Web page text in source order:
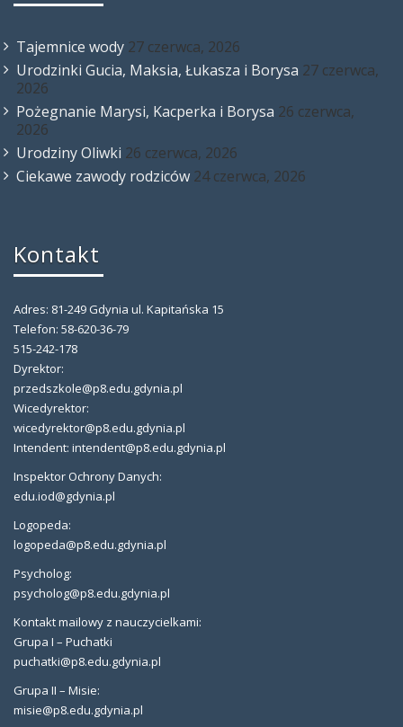
Tajemnice wody 27 czerwca, 2026
Urodzinki Gucia, Maksia, Łukasza i Borysa 27 czerwca,
2026
Pożegnanie Marysi, Kacperka i Borysa 26 czerwca,
2026
Urodziny Oliwki 26 czerwca, 2026
Ciekawe zawody rodziców 24 czerwca, 2026
Kontakt
Adres: 81-249 Gdynia ul. Kapitańska 15
Telefon: 58-620-36-79
515-242-178
Dyrektor:
przedszkole@p8.edu.gdynia.pl
Wicedyrektor:
wicedyrektor@p8.edu.gdynia.pl
Intendent: intendent@p8.edu.gdynia.pl
Inspektor Ochrony Danych:
edu.iod@gdynia.pl
Logopeda:
logopeda@p8.edu.gdynia.pl
Psycholog:
psycholog@p8.edu.gdynia.pl
Kontakt mailowy z nauczycielkami:
Grupa I – Puchatki
puchatki@p8.edu.gdynia.pl
Grupa II – Misie:
misie@p8.edu.gdynia.pl